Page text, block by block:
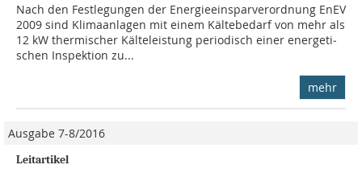
Nach den Festlegungen der Energieeinsparverordnung EnEV
2009 sind Klima­anla­gen mit einem Kältebedarf von mehr als
12 kW thermischer Kälteleistung periodisch einer energeti­
schen Ins­pektion zu...
mehr
Ausgabe 7-8/2016
Leitartikel